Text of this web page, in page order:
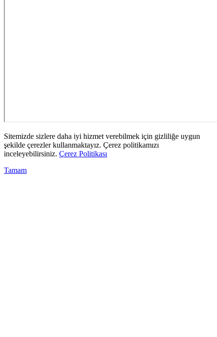
Sitemizde sizlere daha iyi hizmet verebilmek için gizliliğe uygun
şekilde çerezler kullanmaktayız. Çerez politikamızı
inceleyebilirsiniz. Çerez Politikası
Tamam